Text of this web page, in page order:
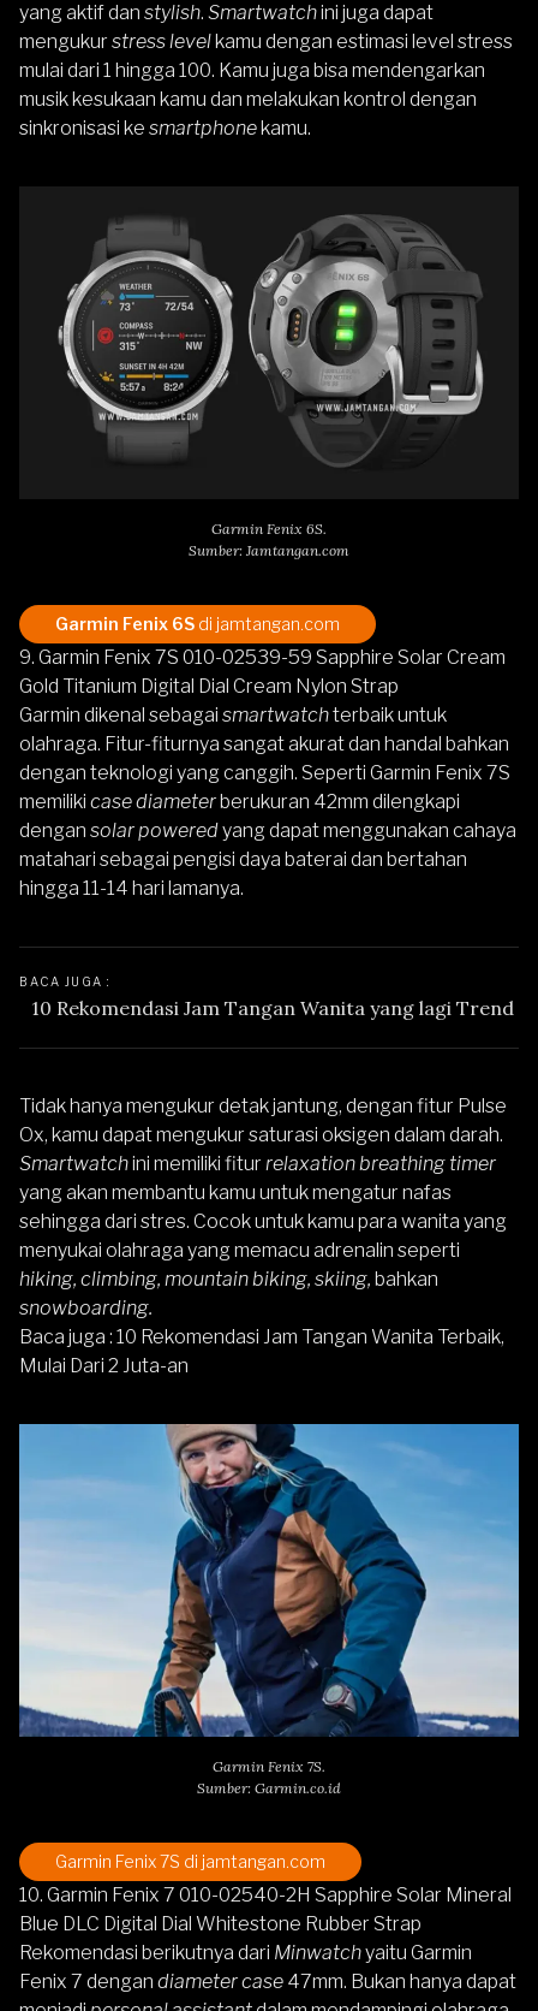
yang aktif dan stylish. Smartwatchini juga dapat
mengukur stress levelkamu dengan estimasi level stress
mulai dari 1 hingga 100. Kamu juga bisa mendengarkan
musik kesukaan kamu dan melakukan kontrol dengan
sinkronisasi ke smartphonekamu.
Garmin Fenix 6S.
Sumber: Jamtangan.com
Garmin Fenix 6S di jamtangan.com
9. Garmin Fenix 7S 010-02539-59 Sapphire Solar Cream
Gold Titanium Digital Dial Cream Nylon Strap
Garmin dikenal sebagai smartwatchterbaik untuk
olahraga. Fitur-fiturnya sangat akurat dan handal bahkan
dengan teknologi yang canggih. Seperti Garmin Fenix 7S
memiliki case diameterberukuran 42mm dilengkapi
dengan solar poweredyang dapat menggunakan cahaya
matahari sebagai pengisi daya baterai dan bertahan
hingga 11-14 hari lamanya.
BACA JUGA :
10 Rekomendasi Jam Tangan Wanita yang lagi Trend
Tidak hanya mengukur detak jantung, dengan fitur Pulse
Ox, kamu dapat mengukur saturasi oksigen dalam darah.
Smartwatchini memiliki fitur relaxation breathing timer
yang akan membantu kamu untuk mengatur nafas
sehingga dari stres. Cocok untuk kamu para wanita yang
menyukai olahraga yang memacu adrenalin seperti
hiking, climbing, mountain biking, skiing, bahkan
snowboarding.
Baca juga : 10 Rekomendasi Jam Tangan Wanita Terbaik,
Mulai Dari 2 Juta-an
Garmin Fenix 7S.
Sumber: Garmin.co.id
Garmin Fenix 7S di jamtangan.com
10. Garmin Fenix 7 010-02540-2H Sapphire Solar Mineral
Blue DLC Digital Dial Whitestone Rubber Strap
Rekomendasi berikutnya dari Minwatchyaitu Garmin
Fenix 7 dengan diameter case 47mm. Bukan hanya dapat